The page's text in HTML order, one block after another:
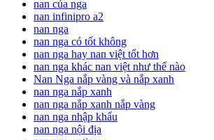
nan của nga
nan infinipro a2
nan nga
nan nga có tốt không
nan nga hay nan việt tốt hơn
nan nga khác nan việt như thế nào
Nan Nga nắp vàng và nắp xanh
nan nga nắp xanh
nan nga nắp xanh nắp vàng
nan nga nhập khẩu
nan nga nội địa